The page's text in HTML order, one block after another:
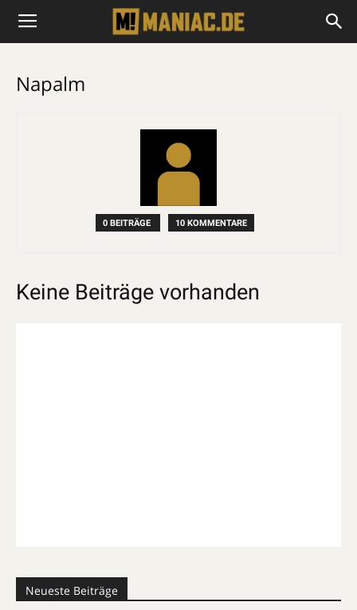
Napalm
0 BEITRÄGE 10 KOMMENTARE
Keine Beiträge vorhanden
Neueste Beiträge